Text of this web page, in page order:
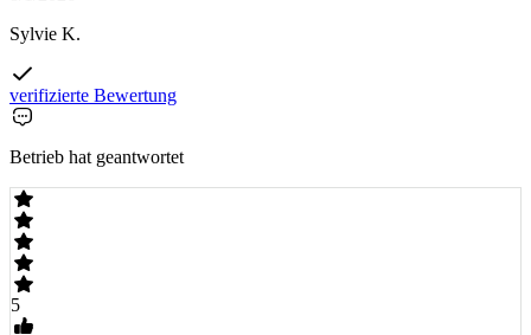
Sylvie K.
verifizierte Bewertung
Betrieb hat geantwortet
5